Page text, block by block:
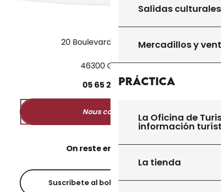
Salidas culturales
Mercadillos y
Práctica
La Oficina de
información
La tienda
20 Boulevard des Martyrs
46300 Gourdon
05 65 27 5250
Nous contacter
On reste en contact ?
Suscríbete al boletín informativo